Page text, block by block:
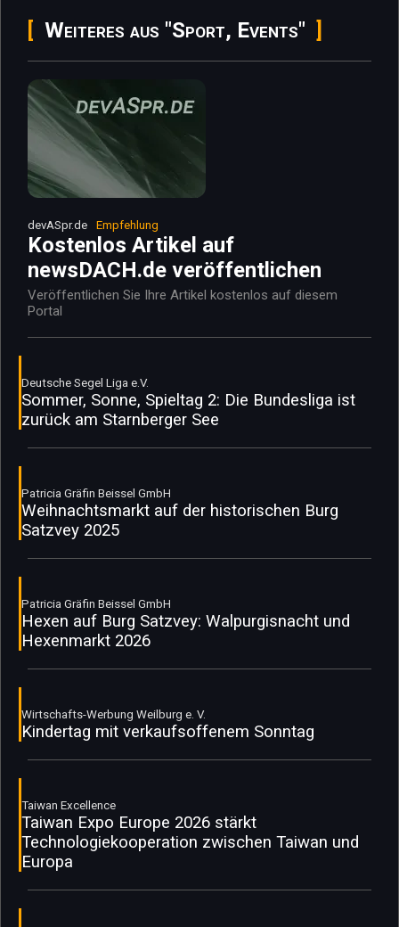
Weiteres aus "Sport, Events"
devASpr.de Empfehlung
Kostenlos Artikel auf
newsDACH.de veröffentlichen
Veröffentlichen Sie Ihre Artikel kostenlos auf diesem
Portal
Deutsche Segel Liga e.V.
Sommer, Sonne, Spieltag 2: Die Bundesliga ist
zurück am Starnberger See
Patricia Gräfin Beissel GmbH
Weihnachtsmarkt auf der historischen Burg
Satzvey 2025
Patricia Gräfin Beissel GmbH
Hexen auf Burg Satzvey: Walpurgisnacht und
Hexenmarkt 2026
Wirtschafts-Werbung Weilburg e. V.
Kindertag mit verkaufsoffenem Sonntag
Taiwan Excellence
Taiwan Expo Europe 2026 stärkt
Technologiekooperation zwischen Taiwan und
Europa